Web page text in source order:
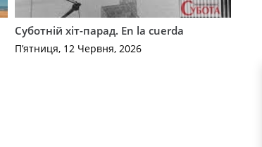
Суботній хіт-парад. En la cuerda
П’ятниця, 12 Червня, 2026